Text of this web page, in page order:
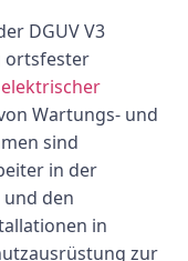
DGUV V3
ortsfester
Wartungs- und
sind
in der
den
in
zur